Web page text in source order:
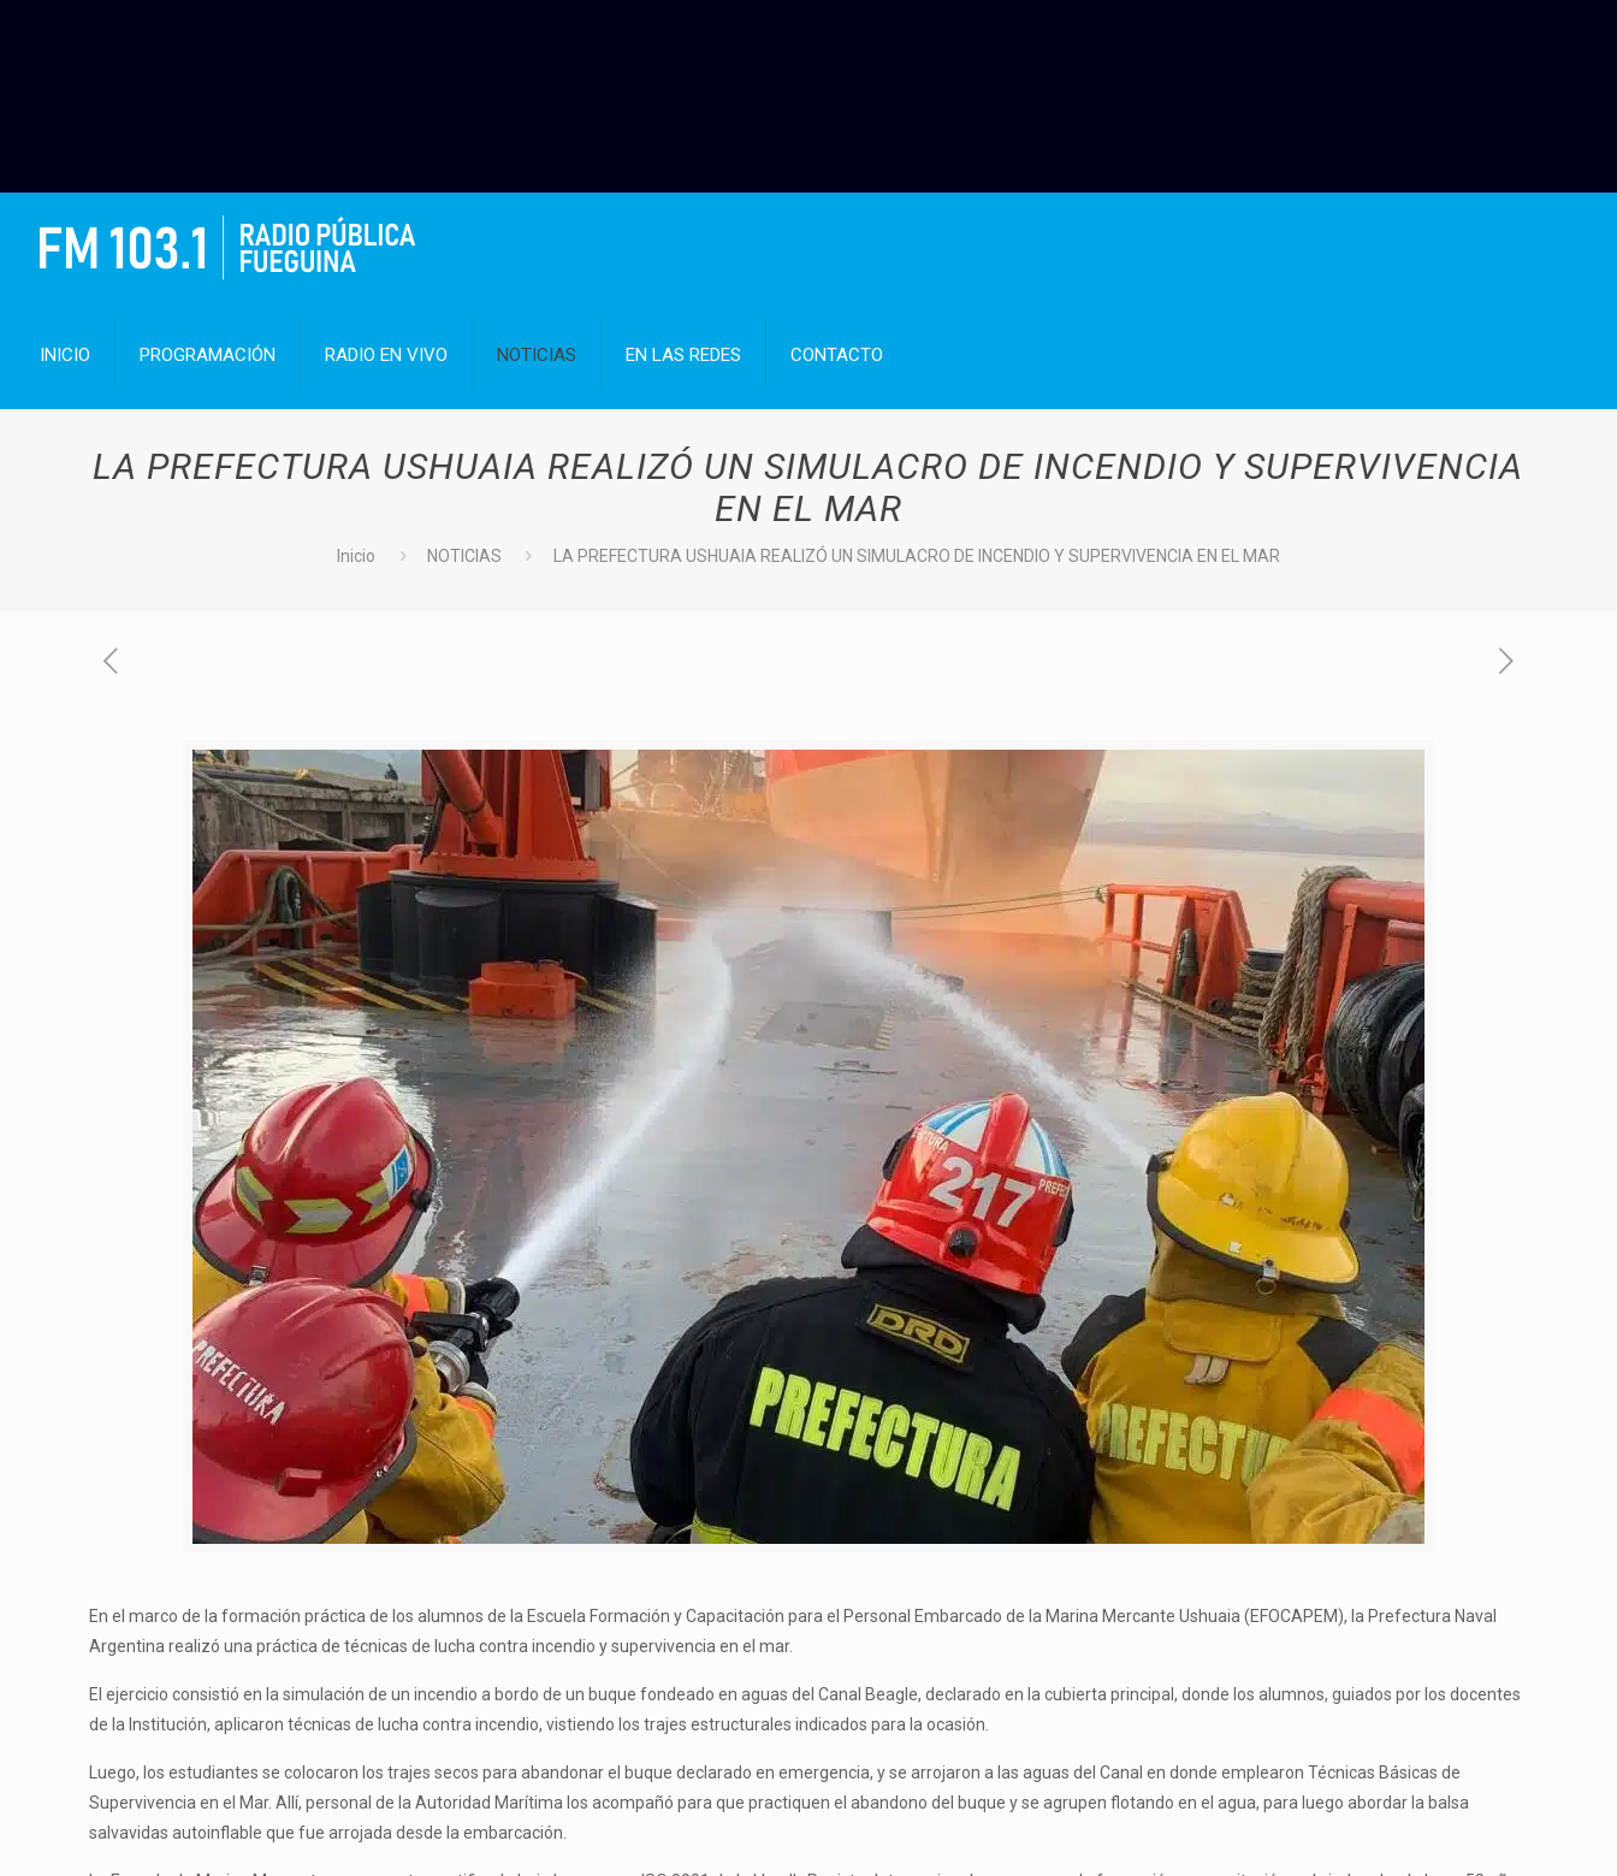
INICIO PROGRAMACIÓN RADIO EN VIVO NOTICIAS EN LAS REDES CONTACTO
LA PREFECTURA USHUAIA REALIZÓ UN SIMULACRO DE INCENDIO Y SUPERVIVENCIA
EN EL MAR
Inicio NOTICIAS LA PREFECTURA USHUAIA REALIZÓ UN SIMULACRO DE INCENDIO Y SUPERVIVENCIA EN EL MAR
En el marco de la formación práctica de los alumnos de la Escuela Formación y Capacitación para el Personal Embarcado de la Marina Mercante Ushuaia (EFOCAPEM), la Prefectura Naval
Argentina realizó una práctica de técnicas de lucha contra incendio y supervivencia en el mar.
El ejercicio consistió en la simulación de un incendio a bordo de un buque fondeado en aguas del Canal Beagle, declarado en la cubierta principal, donde los alumnos, guiados por los docentes
de la Institución, aplicaron técnicas de lucha contra incendio, vistiendo los trajes estructurales indicados para la ocasión.
Luego, los estudiantes se colocaron los trajes secos para abandonar el buque declarado en emergencia, y se arrojaron a las aguas del Canal en donde emplearon Técnicas Básicas de
Supervivencia en el Mar. Allí, personal de la Autoridad Marítima los acompañó para que practiquen el abandono del buque y se agrupen flotando en el agua, para luego abordar la balsa
salvavidas autoinflable que fue arrojada desde la embarcación.